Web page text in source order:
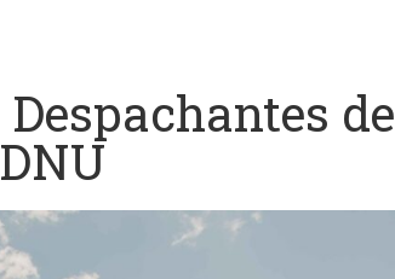
de